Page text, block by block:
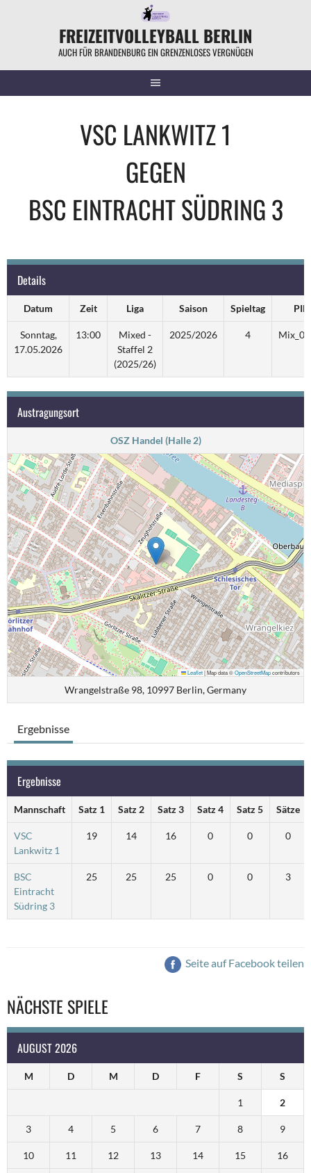
FREIZEITVOLLEYBALL BERLIN
AUCH FÜR BRANDENBURG EIN GRENZENLOSES VERGNÜGEN
VSC LANKWITZ 1
GEGEN
BSC EINTRACHT SÜDRING 3
Details
Datum Zeit Liga Saison Spieltag PIN
Sonntag,
17.05.2026
13:00
Mixed -
Staffel 2
(2025/26)
2025/2026 4
Austragungsort
OSZ Handel (Halle 2)
Leaflet|Map data ©OpenStreetMapcontributors
Wrangelstraße 98, 10997 Berlin, Germany
Ergebnisse
Ergebnisse
Mannschaft Satz 1 Satz 2 Satz 3 Satz 4 Satz 5 Sätze
VSC
Lankwitz 1
19 14 16 0 0 0
BSC
Eintracht
Südring 3
25 25 25 0 0 3
Seite auf Facebook teilen
NÄCHSTE SPIELE
AUGUST 2026
M D M D F S S
1 2
3 4 5 6 7 8 9
10 11 12 13 14 15 16